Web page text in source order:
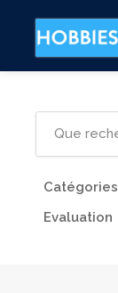
Catégories
Evaluation